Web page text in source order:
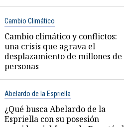
Cambio Climático
Cambio climático y conflictos:
una crisis que agrava el
desplazamiento de millones de
personas
Abelardo de la Espriella
¿Qué busca Abelardo de la
Espriella con su posesión